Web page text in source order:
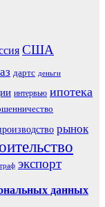
США
дартс деньги
интервью ипотека
рынок
экспорт
данных